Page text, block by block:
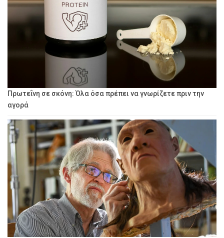
Πρωτεΐνη σε σκόνη: Όλα όσα πρέπει να γνωρίζετε πριν την
αγορά